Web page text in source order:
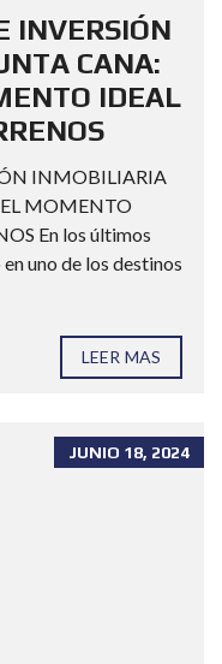
INVERSIÓN
CANA:
IDEAL
INMOBILIARIA
EL MOMENTO
En los últimos
uno de los destinos
LEER MAS
JUNIO 18, 2024